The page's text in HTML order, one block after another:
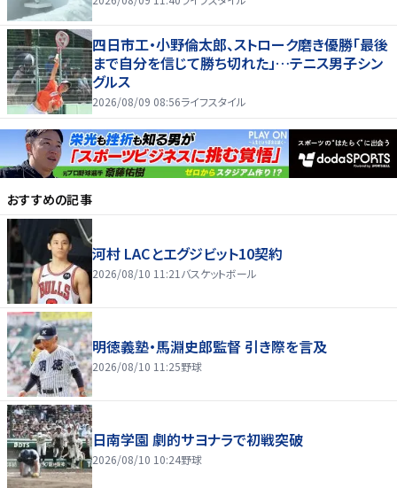
四日市工・小野倫太郎、ストローク磨き優勝「最後
まで自分を信じて勝ち切れた」…テニス男子シン
グルス
2026/08/09 08:56ライフスタイル
おすすめの記事
河村 LACとエグジビット10契約
2026/08/10 11:21 バスケットボール
明徳義塾・馬淵史郎監督 引き際を言及
2026/08/10 11:25野球
日南学園 劇的サヨナラで初戦突破
2026/08/10 10:24野球